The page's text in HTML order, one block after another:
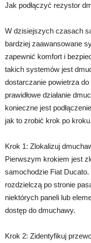
Jak podłączyć rezystor
W dzisiejszych czasach
bardziej zaawansowane
zapewnić komfort i
takich systemów jest
dostarczanie powietrza
prawidłowe działanie
konieczne jest
jak to zrobić krok po kroku.
Krok 1: Zlokalizuj
Pierwszym krokiem jest
samochodzie Fiat
rozdzielczą po stronie
niektórych paneli lub
dostęp do dmuchawy.
Krok 2: Zidentyfikuj